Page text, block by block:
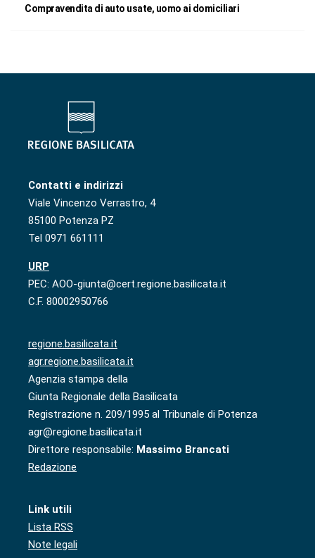
Compravendita di auto usate, uomo ai domiciliari
Contatti e indirizzi
Viale Vincenzo Verrastro, 4
85100 Potenza PZ
Tel 0971 661111
URP
PEC: AOO-giunta@cert.regione.basilicata.it
C.F. 80002950766
regione.basilicata.it
agr.regione.basilicata.it
Agenzia stampa della
Giunta Regionale della Basilicata
Registrazione n. 209/1995 al Tribunale di Potenza
agr@regione.basilicata.it
Direttore responsabile: Massimo Brancati
Redazione
Link utili
Lista RSS
Note legali